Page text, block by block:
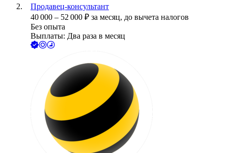
Продавец-консультант
40 000 – 52 000 ₽ за месяц, до вычета налогов
Без опыта
Выплаты: Два раза в месяц